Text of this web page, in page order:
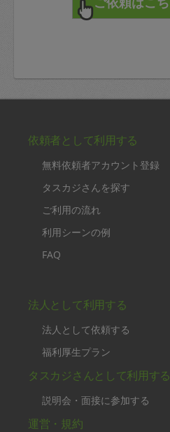
依頼者として利用する
無料依頼者アカウント登録
タスカジさんを探す
ご利用の流れ
利用シーンの例
FAQ
法人として利用する
法人として依頼する
福利厚生プラン
タスカジさんとして利用する
説明会・面接に参加する
運営・規約